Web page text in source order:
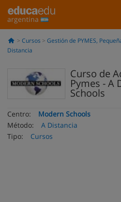
argentina
Cursos Gestión de PYMES,
Distancia
Curso de
Pymes - A
Schools
Centro:
Modern Schools
Método:
A Distancia
Tipo:
Cursos